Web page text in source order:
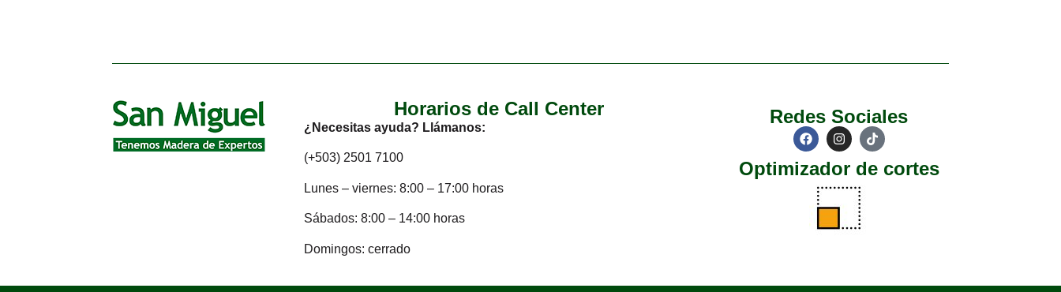
Horarios de Call Center
¿Necesitas ayuda? Llámanos:
(+503) 2501 7100
Lunes – viernes: 8:00 – 17:00 horas
Sábados: 8:00 – 14:00 horas
Domingos: cerrado
Redes Sociales
Optimizador de cortes